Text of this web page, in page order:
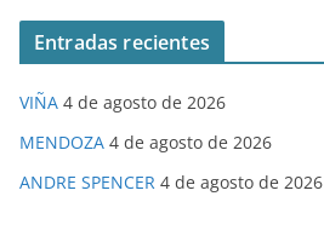
Entradas recientes
VIÑA 4 de agosto de 2026
MENDOZA 4 de agosto de 2026
ANDRE SPENCER 4 de agosto de 2026